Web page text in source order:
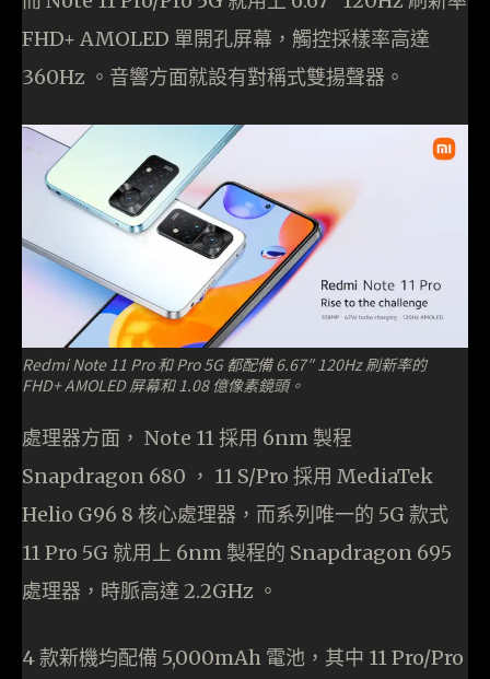
FHD+ AMOLED 單開孔屏幕，觸控採樣率高達
360Hz 。音響方面就設有對稱式雙揚聲器。
Redmi Note 11 Pro 和 Pro 5G 都配備 6.67″ 120Hz 刷新率的
FHD+ AMOLED 屏幕和 1.08 億像素鏡頭。
處理器方面， Note 11 採用 6nm 製程
Snapdragon 680 ， 11 S/Pro 採用 MediaTek
Helio G96 8 核心處理器，而系列唯一的 5G 款式
11 Pro 5G 就用上 6nm 製程的 Snapdragon 695
處理器，時脈高達 2.2GHz 。
4 款新機均配備 5,000mAh 電池，其中 11 Pro/Pro